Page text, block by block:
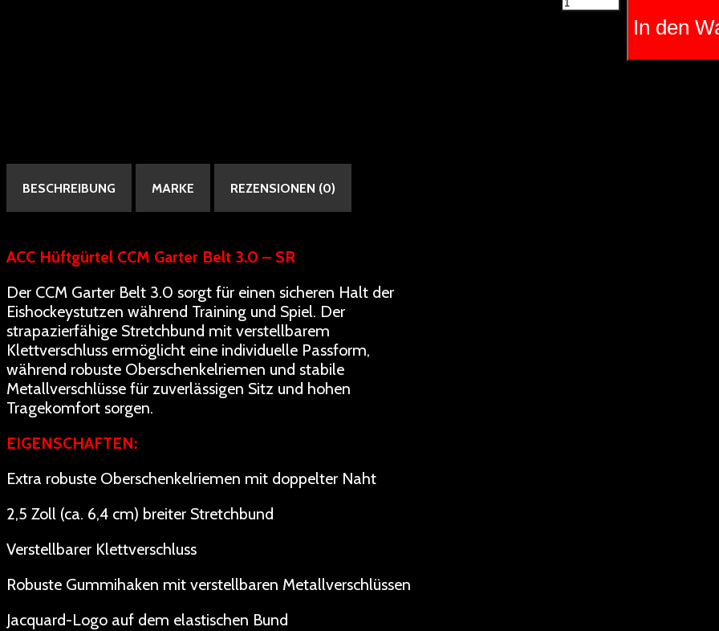
Hüftgürtel
In den
BESCHREIBUNG MARKE REZENSIONEN (0)
ACC Hüftgürtel CCM Garter Belt 3.0 – SR
Der CCM Garter Belt 3.0 sorgt für einen sicheren Halt der
Eishockeystutzen während Training und Spiel. Der
strapazierfähige Stretchbund mit verstellbarem
Klettverschluss ermöglicht eine individuelle Passform,
während robuste Oberschenkelriemen und stabile
Metallverschlüsse für zuverlässigen Sitz und hohen
Tragekomfort sorgen.
EIGENSCHAFTEN:
Extra robuste Oberschenkelriemen mit doppelter Naht
2,5 Zoll (ca. 6,4 cm) breiter Stretchbund
Verstellbarer Klettverschluss
Robuste Gummihaken mit verstellbaren Metallverschlüssen
Jacquard-Logo auf dem elastischen Bund